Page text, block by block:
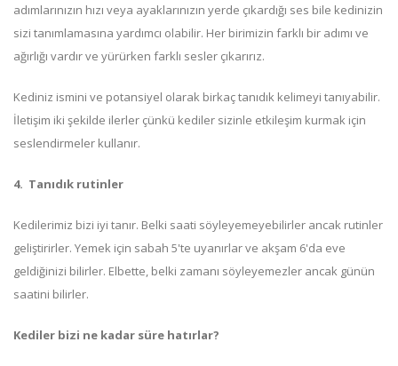
adımlarınızın hızı veya ayaklarınızın yerde çıkardığı ses bile kedinizin
sizi tanımlamasına yardımcı olabilir. Her birimizin farklı bir adımı ve
ağırlığı vardır ve yürürken farklı sesler çıkarırız.
Kediniz ismini ve potansiyel olarak birkaç tanıdık kelimeyi tanıyabilir.
İletişim iki şekilde ilerler çünkü kediler sizinle etkileşim kurmak için
seslendirmeler kullanır.
4. Tanıdık rutinler
Kedilerimiz bizi iyi tanır. Belki saati söyleyemeyebilirler ancak rutinler
geliştirirler. Yemek için sabah 5'te uyanırlar ve akşam 6'da eve
geldiğinizi bilirler. Elbette, belki zamanı söyleyemezler ancak günün
saatini bilirler.
Kediler bizi ne kadar süre hatırlar?